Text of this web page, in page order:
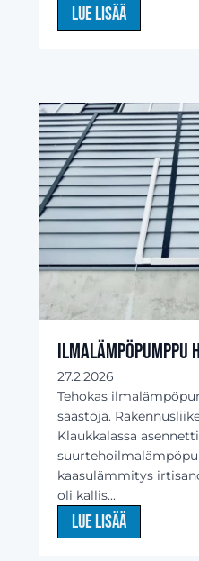
Lue lisää
27.2.2026
Tehokas
säästöjä.
Klaukkalassa
kaasulämmitys
oli kallis...
Lue lisää